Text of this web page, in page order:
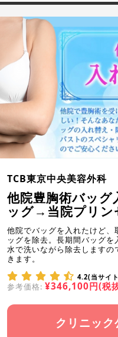
TCB東京中央美容外科
他院豊胸術バッグ
ッグ→当院プリン
他院でバッグを入れたけど
ッグを除去。長期間バッグを
水で洗いながら除去します
きます。
4.2(当サイ
参考価格: ¥346,100円(税
クリニッ